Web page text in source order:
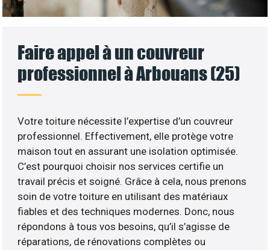
Faire appel à un couvreur
professionnel à Arbouans (25)
Votre toiture nécessite l’expertise d’un couvreur
professionnel. Effectivement, elle protège votre
maison tout en assurant une isolation optimisée.
C’est pourquoi choisir nos services certifie un
travail précis et soigné. Grâce à cela, nous prenons
soin de votre toiture en utilisant des matériaux
fiables et des techniques modernes. Donc, nous
répondons à tous vos besoins, qu’il s’agisse de
réparations, de rénovations complètes ou